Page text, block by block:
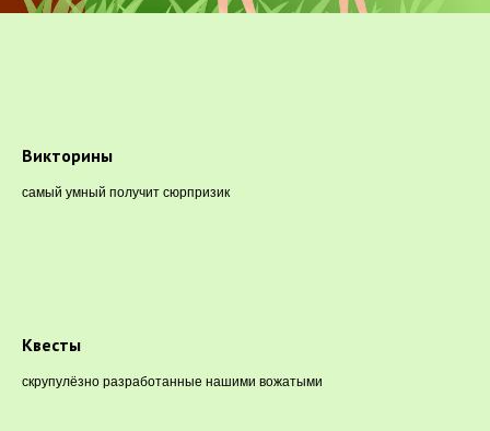
Викторины
самый умный получит сюрпризик
Квесты
скрупулёзно разработанные нашими вожатыми